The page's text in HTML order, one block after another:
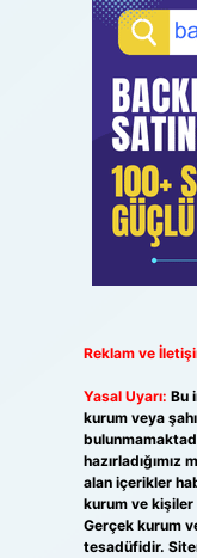
Reklam ve
Yasal Uyarı: Bu
kurum veya
hazırladığımız
alan içerikler
kurum ve kişiler
Gerçek kurum
tesadüfidir.